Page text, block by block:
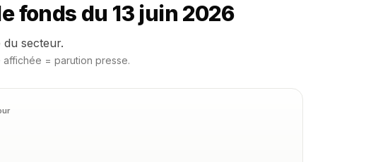
fonds du 13 juin 2026
du secteur.
affichée = parution presse.